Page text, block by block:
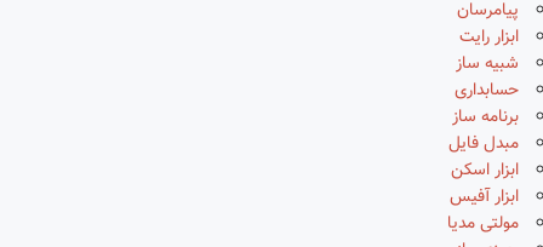
پیامرسان
ابزار رایت
شبیه ساز
حسابداری
برنامه ساز
مبدل فایل
ابزار اسکن
ابزار آفیس
مولتی مدیا